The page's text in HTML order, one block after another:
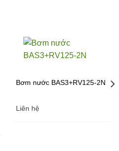
Bơm nước BAS3+RV125-2N
Liên hệ